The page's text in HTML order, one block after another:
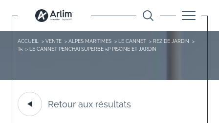
ACCUEIL VENTE ALPES MARITIMES LE CANNET
REZ DE JARDIN
T5
LE CANNET PENCHAI SUPERBE 5P PISCINE ET JARDIN
Retour aux résultats